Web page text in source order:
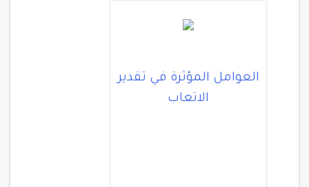
العوامل المؤثرة في تقدير
الاتعاب